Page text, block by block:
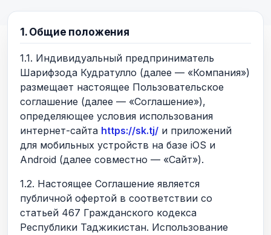
1. Общие положения
1.1. Индивидуальный предприниматель
Шарифзода Кудратулло (далее — «Компания»)
размещает настоящее Пользовательское
соглашение (далее — «Соглашение»),
определяющее условия использования
интернет-сайта https://sk.tj/ и приложений
для мобильных устройств на базе iOS и
Android (далее совместно — «Сайт»).
1.2. Настоящее Соглашение является
публичной офертой в соответствии со
статьей 467 Гражданского кодекса
Республики Таджикистан. Использование